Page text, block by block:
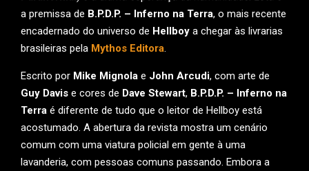
a premissa de B.P.D.P. – Inferno na Terra, o mais recente
encadernado do universo de Hellboy a chegar às livrarias
brasileiras pela Mythos Editora.
Escrito por Mike Mignola e John Arcudi, com arte de
Guy Davis e cores de Dave Stewart, B.P.D.P. – Inferno na
Terra é diferente de tudo que o leitor de Hellboy está
acostumado. A abertura da revista mostra um cenário
comum com uma viatura policial em gente à uma
lavanderia, com pessoas comuns passando. Embora a